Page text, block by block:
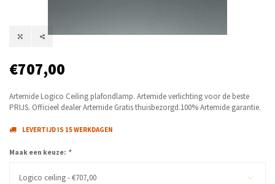
€707,00
Artemide Logico Ceiling plafondlamp. Artemide verlichting voor de beste
PRIJS. Officieel dealer Artemide Gratis thuisbezorgd.100% Artemide garantie.
LEVERTIJD IS 15 WERKDAGEN
Maak een keuze: *
Logico ceiling - €707,00